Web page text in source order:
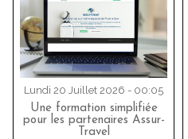
Lundi 20 Juillet 2026 - 00:05
Une formation simplifiée
pour les partenaires Assur-
Travel